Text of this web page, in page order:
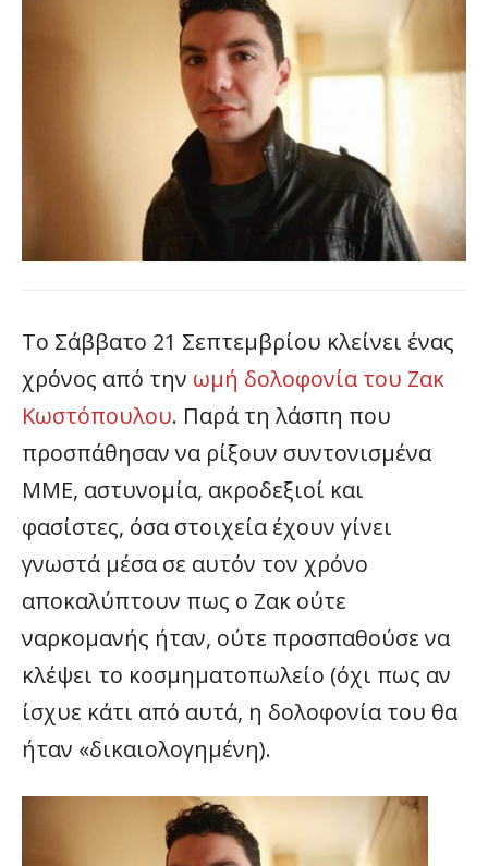
Το Σάββατο 21 Σεπτεμβρίου κλείνει ένας
χρόνος από την ωμή δολοφονία του Ζακ
Κωστόπουλου. Παρά τη λάσπη που
προσπάθησαν να ρίξουν συντονισμένα
ΜΜΕ, αστυνομία, ακροδεξιοί και
φασίστες, όσα στοιχεία έχουν γίνει
γνωστά μέσα σε αυτόν τον χρόνο
αποκαλύπτουν πως ο Ζακ ούτε
ναρκομανής ήταν, ούτε προσπαθούσε να
κλέψει το κοσμηματοπωλείο (όχι πως αν
ίσχυε κάτι από αυτά, η δολοφονία του θα
ήταν «δικαιολογημένη).